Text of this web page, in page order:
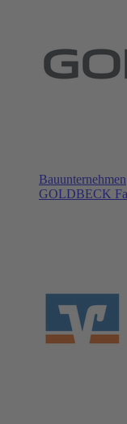
Bauunternehmen
GOLDBECK